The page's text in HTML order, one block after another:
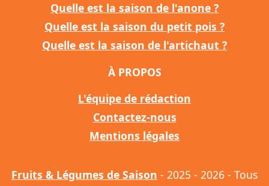
Quelle est la saison de l'anone ?
Quelle est la saison du petit pois ?
Quelle est la saison de l'artichaut ?
À PROPOS
L'équipe de rédaction
Contactez-nous
Mentions légales
Fruits & Légumes de Saison - 2025 - 2026 - Tous